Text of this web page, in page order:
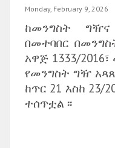
Monday, February 9, 2026
ከመንግስት
በመተባበር
አዋጅ 1333/
የመንግስት ግዥ
ከጥር 21 እስከ 23/
ተሰጥቷል ፡፡